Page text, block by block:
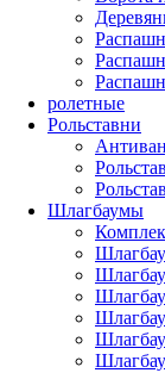
ролетные
Рольставни
Шлагбаумы